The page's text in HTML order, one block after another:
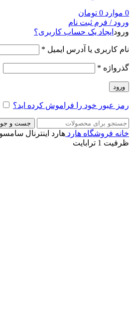
0 موارد 0 تومان
ورود / فرم ثبت نام
ورود ایجاد یک حساب کاربری؟
نام کاربری یا آدرس ایمیل *
گذرواژه *
ورود
رمز عبور خود را فراموش کرده اید؟
جست و جو
خانه فروشگاه هارد
ظرفیت 1 ترابایت